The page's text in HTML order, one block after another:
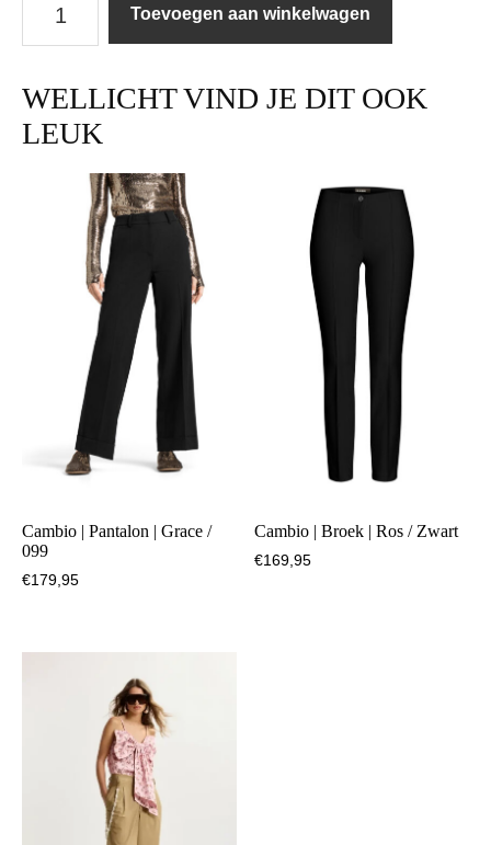
Broek
Goldy
726
Toevoegen aan winkelwagen
WELLICHT VIND JE DIT OOK
LEUK
Cambio | Pantalon | Grace /
099
€179,95
Cambio | Broek | Ros / Zwart
€169,95